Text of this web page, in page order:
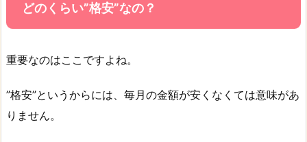
どのくらい”格安”なの？
重要なのはここですよね。
”格安”というからには、毎月の金額が安くなくては意味があ
りません。